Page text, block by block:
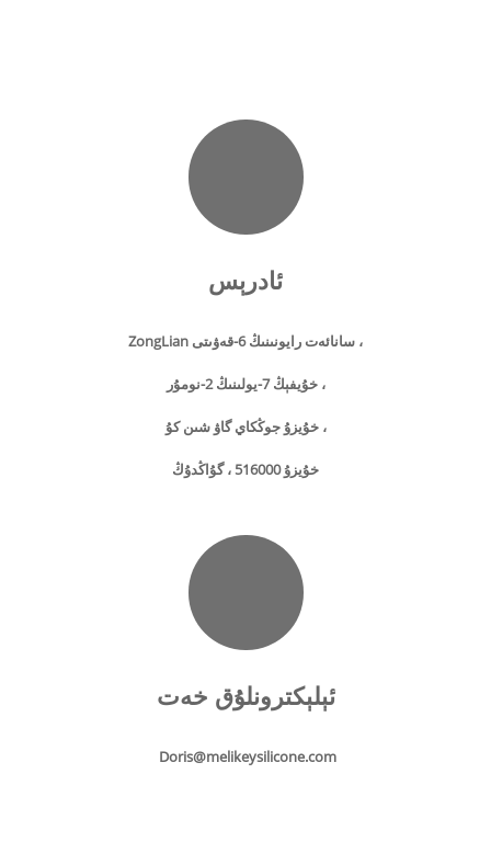
ئادرېس
ZongLian سانائەت رايونىنىڭ 6-قەۋىتى ،
خۇيفېڭ 7-يولىنىڭ 2-نومۇر ،
خۇيزۇ جوڭكاي گاۋ شىن كۇ ،
خۇيزۇ 516000 ، گۇاڭدۇڭ
ئېلېكترونلۇق خەت
Doris@melikeysilicone.com